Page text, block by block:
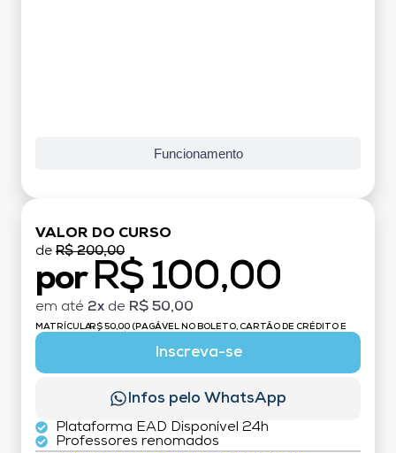
Funcionamento
VALOR DO CURSO
de R$ 200,00
por R$ 100,00
em até 2x de R$ 50,00
MATRÍCULA:R$ 50,00 (PAGÁVEL NO BOLETO, CARTÃO DE CRÉDITO E
Inscreva-se
Infos pelo WhatsApp
Plataforma EAD Disponível 24h
Professores renomados